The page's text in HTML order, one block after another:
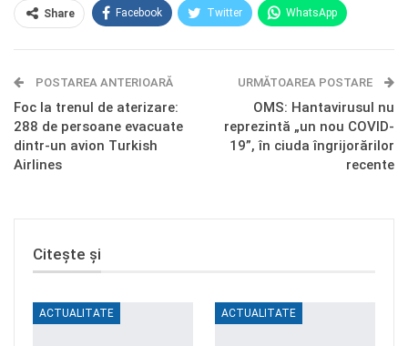
Share Facebook Twitter WhatsApp
Telegram OK.ru
POSTAREA ANTERIOARĂ
Foc la trenul de aterizare:
288 de persoane evacuate
dintr-un avion Turkish
Airlines
URMĂTOAREA POSTARE
OMS: Hantavirusul nu
reprezintă „un nou COVID-
19”, în ciuda îngrijorărilor
recente
Citește și
ACTUALITATE ACTUALITATE